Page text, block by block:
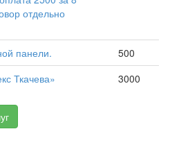
отдельно
панели.
500
Ткачева»
3000